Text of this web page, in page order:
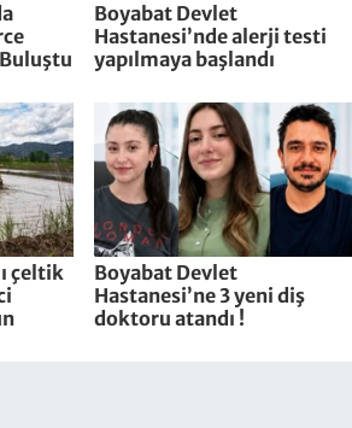
Boyabat Devlet
Hastanesi’nde alerji testi
yapılmaya başlandı
çeltik
Boyabat Devlet
Hastanesi’ne 3 yeni diş
doktoru atandı !